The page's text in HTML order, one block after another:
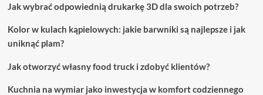
Jak wybrać odpowiednią drukarkę 3D dla swoich potrzeb?
Kolor w kulach kąpielowych: jakie barwniki są najlepsze i jak
uniknąć plam?
Jak otworzyć własny food truck i zdobyć klientów?
Kuchnia na wymiar jako inwestycja w komfort codziennego